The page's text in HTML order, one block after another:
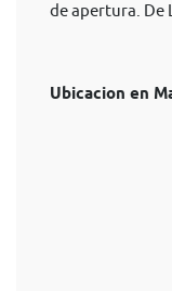
de apertura. De
Ubicacion en